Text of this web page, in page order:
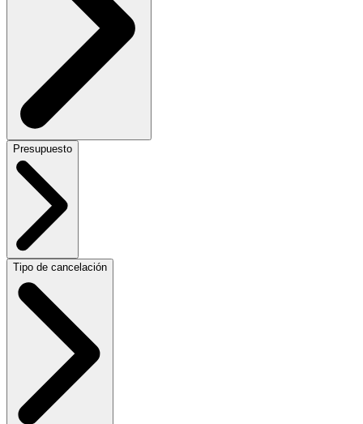
Presupuesto
Tipo de cancelación